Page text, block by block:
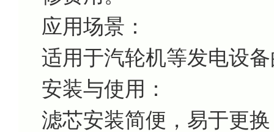
应用场景：
适用于汽轮机等发电设
安装与使用：
滤芯安装简便，易于更